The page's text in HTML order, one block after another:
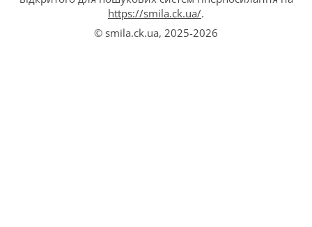
https://smila.ck.ua/.
© smila.ck.ua, 2025-2026